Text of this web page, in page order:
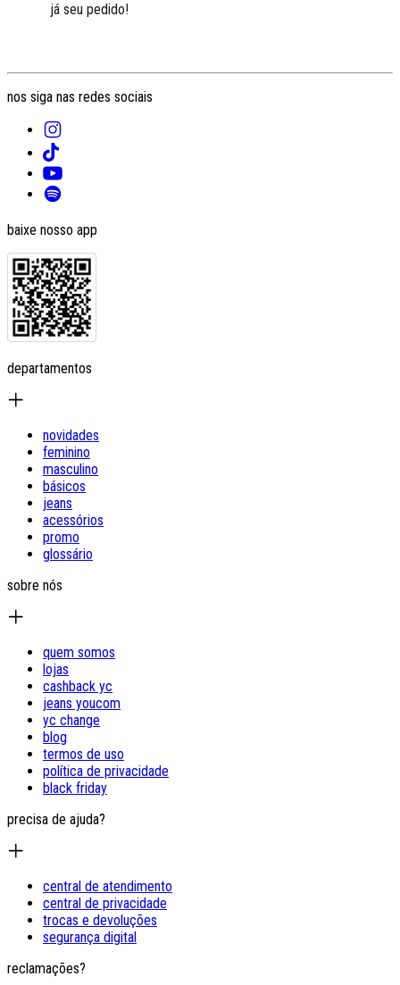
já seu pedido!
nos siga nas redes sociais
baixe nosso app
departamentos
novidades
feminino
masculino
básicos
jeans
acessórios
promo
glossário
sobre nós
quem somos
lojas
cashback yc
jeans youcom
yc change
blog
termos de uso
política de privacidade
black friday
precisa de ajuda?
central de atendimento
central de privacidade
trocas e devoluções
segurança digital
reclamações?